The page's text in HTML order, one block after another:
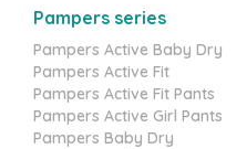
Pampers series
Pampers Active Baby Dry
Pampers Active Fit
Pampers Active Fit Pants
Pampers Active Girl Pants
Pampers Baby Dry